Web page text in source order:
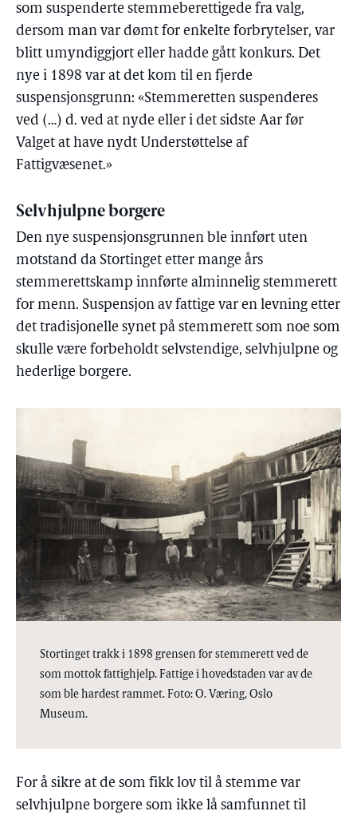
som suspenderte stemmeberettigede fra valg,
dersom man var dømt for enkelte forbrytelser, var
blitt umyndiggjort eller hadde gått konkurs. Det
nye i 1898 var at det kom til en fjerde
suspensjonsgrunn: «Stemmeretten suspenderes
ved (…) d. ved at nyde eller i det sidste Aar før
Valget at have nydt Understøttelse af
Fattigvæsenet.»
Selvhjulpne borgere
Den nye suspensjonsgrunnen ble innført uten
motstand da Stortinget etter mange års
stemmerettskamp innførte alminnelig stemmerett
for menn. Suspensjon av fattige var en levning etter
det tradisjonelle synet på stemmerett som noe som
skulle være forbeholdt selvstendige, selvhjulpne og
hederlige borgere.
Stortinget trakk i 1898 grensen for stemmerett ved de
som mottok fattighjelp. Fattige i hovedstaden var av de
som ble hardest rammet. Foto: O. Væring, Oslo
Museum.
For å sikre at de som fikk lov til å stemme var
selvhjulpne borgere som ikke lå samfunnet til